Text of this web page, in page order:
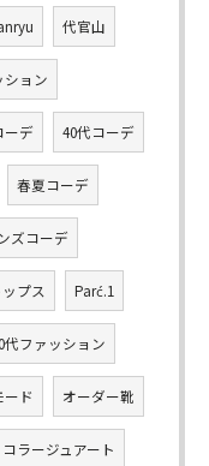
代官山
ション
ーデ 40代コーデ
春夏コーデ
ズコーデ
ップス Parć.1
代ファッション
ード オーダー靴
コラージュアート